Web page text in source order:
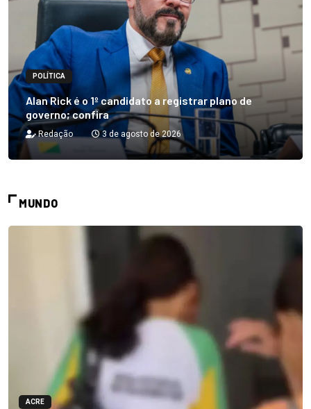
POLÍTICA
Alan Rick é o 1º candidato a registrar plano de
governo; confira
Redação 3 de agosto de 2026
MUNDO
ACRE